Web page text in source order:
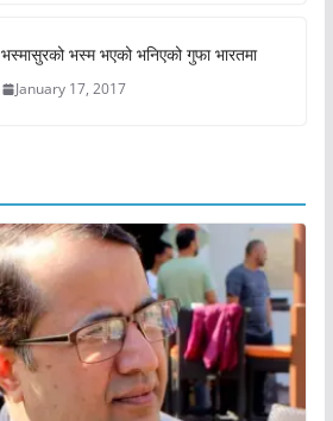
भस्मासुरको भस्म भएको भनिएको गुफा भारतमा
January 17, 2017